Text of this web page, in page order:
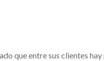
que entre sus clientes